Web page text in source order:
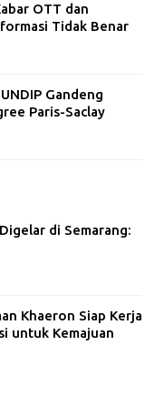
OTT dan
Tidak Benar
Gandeng
Paris-Saclay
di Semarang:
Khaeron Siap Kerja
untuk Kemajuan